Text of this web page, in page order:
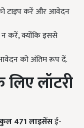
टाइप करें और आवेदन
करें, क्योंकि इससे
को अंतिम रूप दें.
लॉटरी
कुल 471लाइसेंसई-